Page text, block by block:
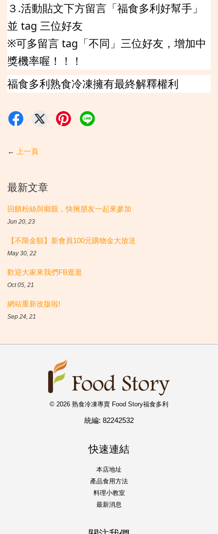
３.活動貼文下方留言「福食多利好幫手」
並 tag 三位好友
※可多留言 tag「不同」三位好友，增加中
獎機率喔！！！
福食多利熟食冷凍擁有最終解釋權利
← 上一頁
最新文章
回饋粉絲與鄉親，快揪朋友一起來參加
Jun 20, 23
【不限金額】新會員100元購物金大放送
May 30, 22
歡迎大家來我們FB逛逛
Oct 05, 21
網站重新改版啦!
Sep 24, 21
© 2026 熟食冷凍專賣 Food Story福食多利
統編: 82242532
快速連結
本店地址
產品食用方法
料理小教室
最新消息